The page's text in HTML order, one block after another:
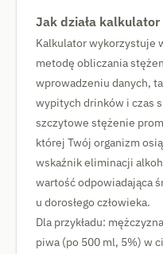
Jak działa
Kalkulator wykorzystuje
metodę obliczania
wprowadzeniu danych,
wypitych drinków i czas
szczytowe stężenie
której Twój organizm
wskaźnik eliminacji
wartość odpowiadająca
u dorosłego człowieka.
Dla przykładu:
piwa (po 500 ml, 5%) w